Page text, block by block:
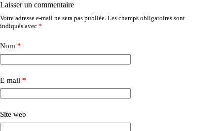
Laisser un commentaire
Votre adresse e-mail ne sera pas publiée. Les champs obligatoires sont
indiqués avec *
Nom *
E-mail *
Site web